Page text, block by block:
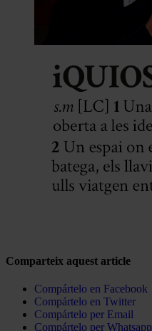
Comparteix aquest article
Compártelo en Facebook
Compártelo en Twitter
Compártelo per Email
Compártelo per Whatsapp